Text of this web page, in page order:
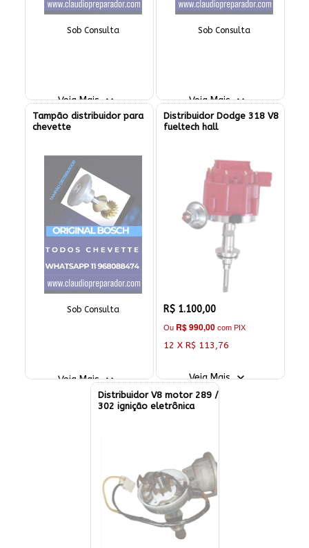
Sob Consulta
Veja Mais
Sob Consulta
Veja Mais
Tampão distribuidor para
chevette
Sob Consulta
Veja Mais
Distribuidor Dodge 318 V8
fueltech hall
R$ 1.100,00
Ou R$ 990,00com PIX
12 X R$ 113,76
Veja Mais
Distribuidor V8 motor 289 /
302 ignição eletrônica